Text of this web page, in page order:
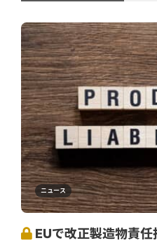
ニュース
EUで改正製造物責